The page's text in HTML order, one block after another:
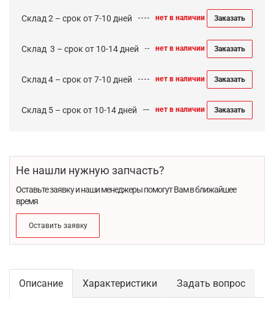
Склад 2 – срок от 7-10 дней нет в наличии Заказать
Cклад 3 – срок от 10-14 дней нет в наличии Заказать
Склад 4 – срок от 7-10 дней нет в наличии Заказать
Склад 5 – срок от 10-14 дней нет в наличии Заказать
Не нашли нужную запчасть?
Оставьте заявку и наши менеджеры помогут Вам в ближайшее
время
Оставить заявку
Описание Характеристики Задать вопрос